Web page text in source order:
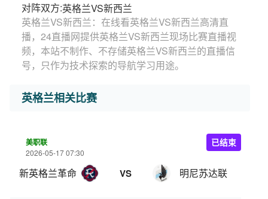
对阵双方:英格兰VS新西兰
英格兰VS新西兰：在线看英格兰VS新西兰高清直
播，24直播网提供英格兰VS新西兰现场比赛直播视
频，本站不制作、不存储英格兰VS新西兰的直播信
号，只作为技术探索的导航学习用途。
英格兰相关比赛
美职联
2026-05-17 07:30
新英格兰革命 VS 明尼苏达联
已结束